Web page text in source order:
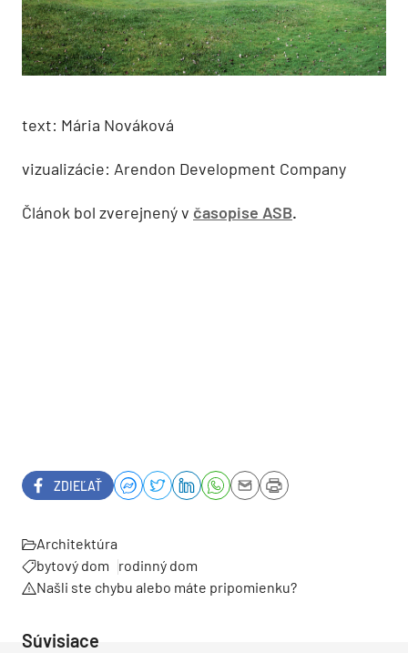
text: Mária Nováková
vizualizácie: Arendon Development Company
Článok bol zverejnený v časopise ASB.
ZDIEĽAŤ
Architektúra
bytový dom
rodinný dom
Našli ste chybu alebo máte pripomienku?
Súvisiace